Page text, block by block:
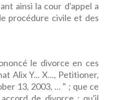
ainsi la cour d'appel a
procédure civile et des
le divorce en ces
Alix Y... X..., Petitioner,
13, 2003, … " ; que ce